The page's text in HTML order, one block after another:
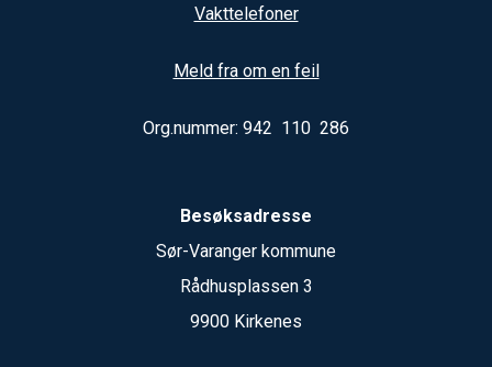
Vakttelefoner
Meld fra om en feil
Org.nummer: 942 110 286
Besøksadresse
Sør-Varanger kommune
Rådhusplassen 3
9900 Kirkenes